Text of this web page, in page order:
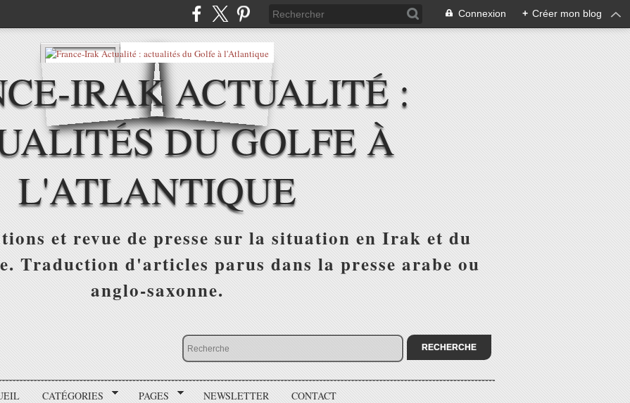
Connexion + Créer mon blog
IRAK ACTUALITÉ :
DU GOLFE À
L'ATLANTIQUE
et revue de presse sur la situation en Irak et du
Traduction d'articles parus dans la presse arabe ou
anglo-saxonne.
CATÉGORIES PAGES NEWSLETTER CONTACT